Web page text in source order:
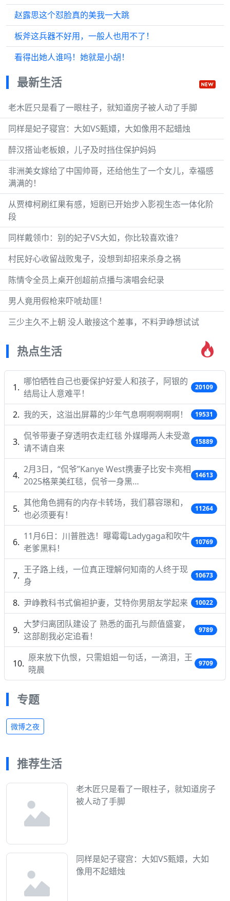
赵露思这个怼脸真的美我一大跳
板斧这兵器不好用，一般人也用不了！
看得出她人谁吗！她就是小胡！
最新生活
老木匠只是看了一眼柱子，就知道房子被人动了手脚
同样是妃子寝宫：大如VS甄嬛，大如像用不起蜡烛
醉汉搭讪老板娘，儿子及时挡住保护妈妈
非洲美女嫁给了中国帅哥，还给他生了一个女儿，幸福感
满满的！
从贾樟柯刷红果有感，短剧已开始步入影视生态一体化阶
段
同样戴领巾：别的妃子VS大如，你比较喜欢谁？
村民好心收留战败鬼子，没想到却招来杀身之祸
陈情令全员上桌开创超前点播与演唱会纪录
男人竟用假枪来吓唬劫匪！
三少主久不上朝 没人敢接这个差事，不料尹峥想试试
热点生活
哪怕牺牲自己也要保护好爱人和孩子，阿银的
结局让人意难平！
20109
我的天，这溢出屏幕的少年气息啊啊啊啊啊！ 19531
侃爷带妻子穿透明衣走红毯 外媒曝两人未受邀
请不请自来
15889
2月3日，“侃爷”Kanye West携妻子比安卡亮相
2025格莱美红毯，侃爷一身黑…
14613
其他角色拥有的内存卡转场，我们慕容璟和，
也必须要有！
11264
11月6日：川普胜选！曝霉霉Ladygaga和吹牛
老爹黑料！
10769
王子路上线，一位真正理解何知南的人终于现
身
10673
尹峥教科书式偏袒护妻，艾特你男朋友学起来 10022
大梦归离团队建设了 熟悉的面孔与颜值盛宴，
这部剧我必定追看！
9789
原来放下仇恨，只需姐姐一句话，一滴泪，王
晓晨
9709
专题
微博之夜
推荐生活
老木匠只是看了一眼柱子，就知道房子
被人动了手脚
同样是妃子寝宫：大如VS甄嬛，大如
像用不起蜡烛